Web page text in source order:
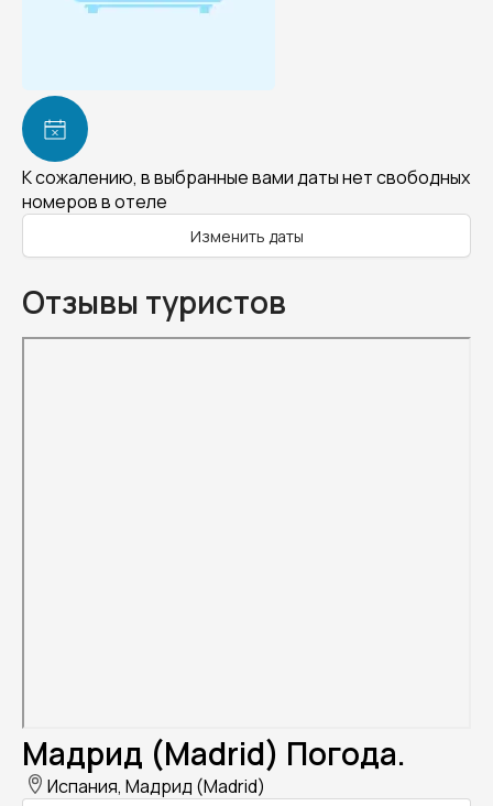
К сожалению, в выбранные вами даты нет свободных
номеров в отеле
Изменить даты
Отзывы туристов
Мадрид (Madrid) Погода.
Испания, Мадрид (Madrid)